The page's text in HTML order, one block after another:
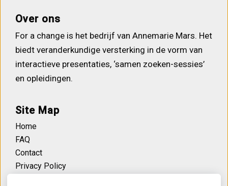
Over ons
For a change is het bedrijf van Annemarie Mars. Het
biedt veranderkundige versterking in de vorm van
interactieve presentaties, ‘samen zoeken-sessies’
en opleidingen.
Site Map
Home
FAQ
Contact
Privacy Policy